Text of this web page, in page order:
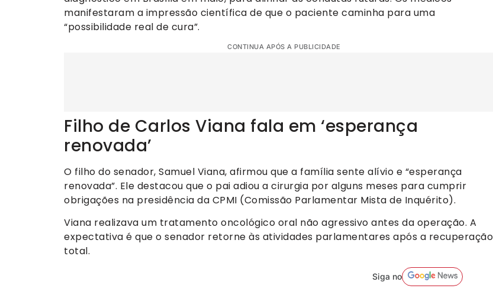
manifestaram a impressão científica de que o paciente caminha para uma
“possibilidade real de cura”.
CONTINUA APÓS A PUBLICIDADE
Filho de Carlos Viana fala em ‘esperança
renovada’
O filho do senador, Samuel Viana, afirmou que a família sente alívio e “esperança
renovada”. Ele destacou que o pai adiou a cirurgia por alguns meses para cumprir
obrigações na presidência da CPMI (Comissão Parlamentar Mista de Inquérito).
Viana realizava um tratamento oncológico oral não agressivo antes da operação. A
expectativa é que o senador retorne às atividades parlamentares após a recuperação
total.
Siga no